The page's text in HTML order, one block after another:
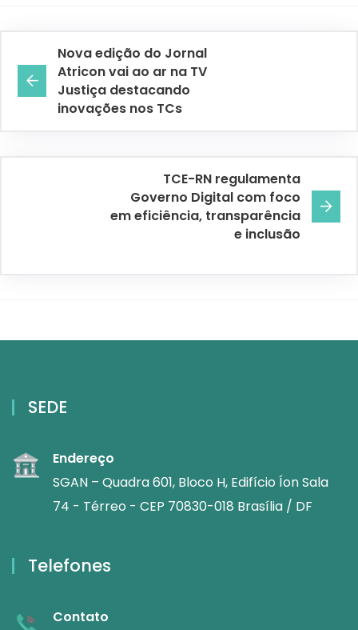
Nova edição do Jornal
Atricon vai ao ar na TV
Justiça destacando
inovações nos TCs
TCE-RN regulamenta
Governo Digital com foco
em eficiência, transparência
e inclusão
SEDE
Endereço
SGAN – Quadra 601, Bloco H, Edifício Íon Sala
74 - Térreo - CEP 70830-018 Brasília / DF
Telefones
Contato